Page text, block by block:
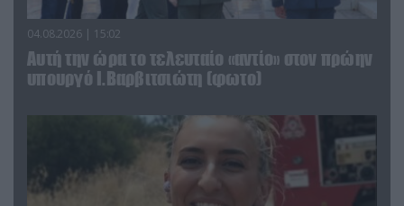
04.08.2026 | 15:02
Αυτή την ώρα το τελευταίο «αντίο» στον πρώην
υπουργό Ι.Βαρβιτσιώτη (φωτο)